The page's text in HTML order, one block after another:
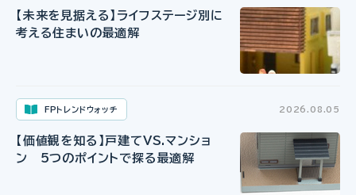
【未来を見据える】ライフステージ別に
考える住まいの最適解
FPトレンドウォッチ 2026.08.05
【価値観を知る】戸建てVS.マンショ
ン 5つのポイントで探る最適解